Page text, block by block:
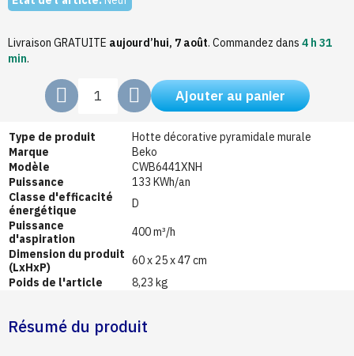
Livraison GRATUITE aujourd’hui, 7 août. Commandez dans 4 h 31
min.
Ajouter au panier
Type de produit
Hotte décorative pyramidale murale
Marque
Beko
Modèle
CWB6441XNH
Puissance
133 KWh/an
Classe d'efficacité
énergétique
D
Puissance
d'aspiration
400 m³/h
Dimension du produit
(LxHxP)
60 x 25 x 47 cm
Poids de l'article
8,23 kg
Résumé du produit